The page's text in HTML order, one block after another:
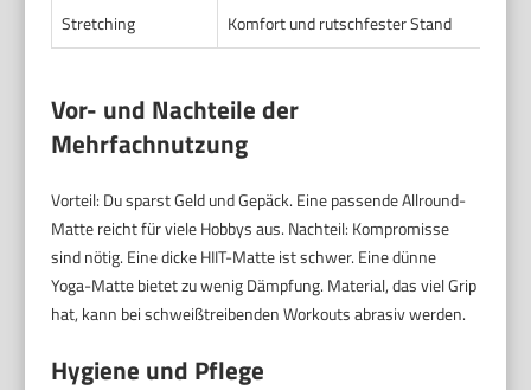
Stretching
Komfort und rutschfester Stand
Vor- und Nachteile der
Mehrfachnutzung
Vorteil: Du sparst Geld und Gepäck. Eine passende Allround-
Matte reicht für viele Hobbys aus. Nachteil: Kompromisse
sind nötig. Eine dicke HIIT-Matte ist schwer. Eine dünne
Yoga-Matte bietet zu wenig Dämpfung. Material, das viel Grip
hat, kann bei schweißtreibenden Workouts abrasiv werden.
Hygiene und Pflege